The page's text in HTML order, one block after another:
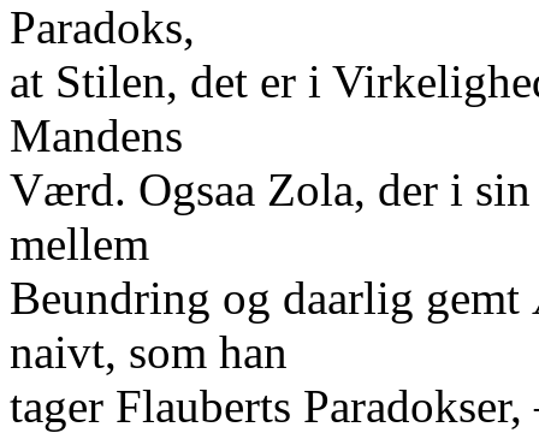
Paradoks,
at Stilen, det er i
Mandens
Værd. Ogsaa Zola, der i
mellem
Beundring og daarlig
naivt, som han
tager Flauberts